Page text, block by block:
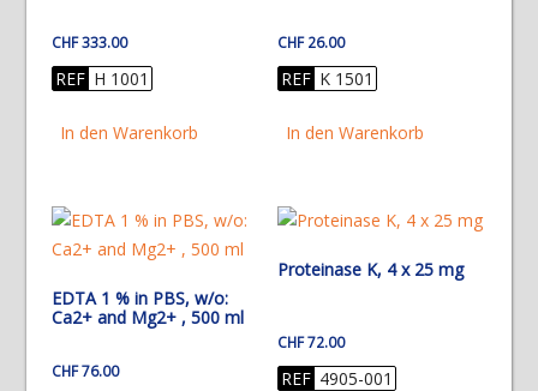
CHF333.00
REF H 1001
In den Warenkorb
CHF26.00
REF K 1501
In den Warenkorb
EDTA 1 % in PBS, w/o:
Ca2+ and Mg2+ , 500 ml
CHF76.00
Proteinase K, 4 x 25 mg
CHF72.00
REF 4905-001